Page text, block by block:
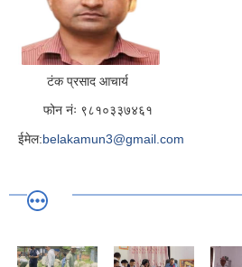
टंक प्रसाद आचार्य
फोन नंः ९८१०३३७४६१
ईमेल:belakamun3@gmail.com